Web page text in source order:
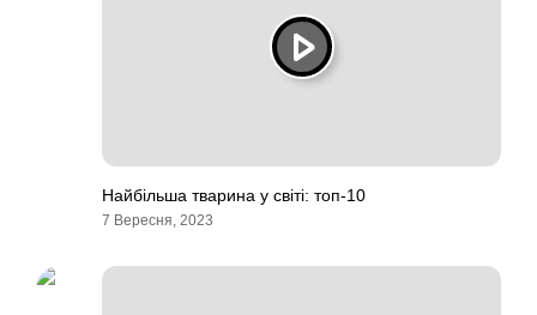
Найбільша тварина у світі: топ-10
7 Вересня, 2023